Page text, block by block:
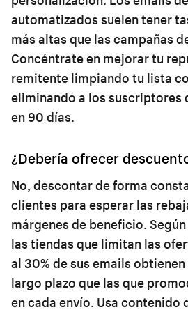
automatizados suelen tener
más altas que las campañas
Concéntrate en mejorar tu
remitente limpiando tu lista
eliminando a los suscriptores
en 90 días.
¿Debería ofrecer
No, descontar de forma
clientes para esperar las
márgenes de beneficio.
las tiendas que limitan las
al 30% de sus emails
largo plazo que las que
en cada envío. Usa contenido